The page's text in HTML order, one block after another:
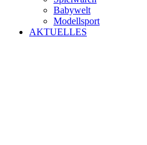
Babywelt
Modellsport
AKTUELLES